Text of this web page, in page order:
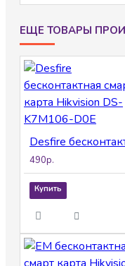
ЕЩЕ ТОВАРЫ
490р.
Купить